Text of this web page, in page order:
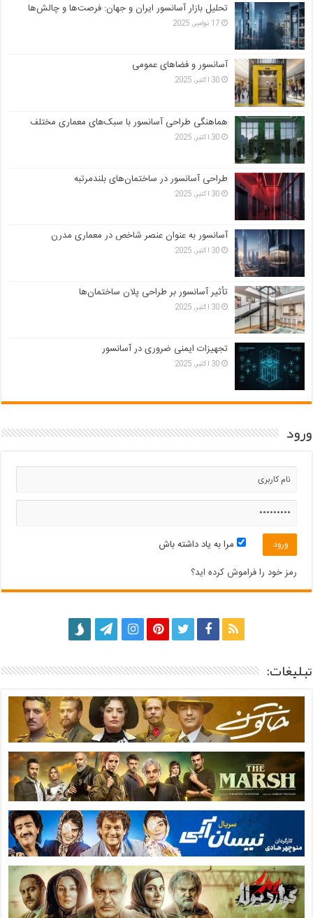
تحلیل بازار آسانسور ایران و جهان: فرصت‌ها و چالش‌ها
17 نوامبر, 2025
آسانسور و فضاهای عمومی
30 اکتبر, 2025
هماهنگی طراحی آسانسور با سبک‌های معماری مختلف
30 اکتبر, 2025
طراحی آسانسور در ساختمان‌های بلندمرتبه
30 اکتبر, 2025
آسانسور به عنوان عنصر شاخص در معماری مدرن
30 اکتبر, 2025
تأثیر آسانسور بر طراحی پلان ساختمان‌ها
30 اکتبر, 2025
تجهیزات ایمنی ضروری در آسانسور
30 اکتبر, 2025
ورود
مرا به یاد داشته باش
رمز خود را فراموش کرده اید؟
تبلیغات: